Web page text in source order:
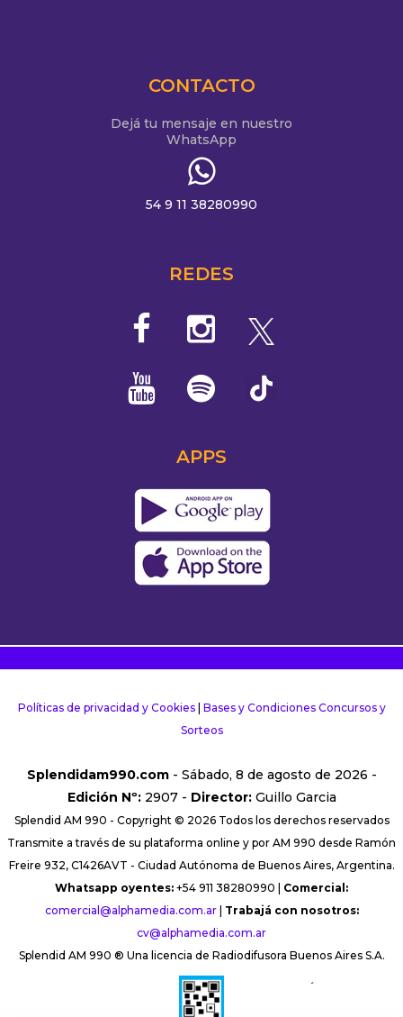
CONTACTO
Dejá tu mensaje en nuestro
WhatsApp
54 9 11 38280990
REDES
APPS
Políticas de privacidad y Cookies| Bases y Condiciones Concursos y
Sorteos
Splendidam990.com- Sábado, 8 de agosto de 2026 -
Edición Nº:2907 - Director:Guillo Garcia
Splendid AM 990 - Copyright © 2026 Todos los derechos reservados
Transmite a través de su plataforma online y por AM 990 desde Ramón
Freire 932, C1426AVT - Ciudad Autónoma de Buenos Aires, Argentina.
Whatsapp oyentes: +54 911 38280990 | Comercial:
comercial@alphamedia.com.ar| Trabajá con nosotros:
cv@alphamedia.com.ar
Splendid AM 990 ® Una licencia de Radiodifusora Buenos Aires S.A.
´